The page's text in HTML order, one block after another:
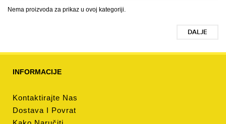
Nema proizvoda za prikaz u ovoj kategoriji.
DALJE
INFORMACIJE
Kontaktirajte Nas
Dostava I Povrat